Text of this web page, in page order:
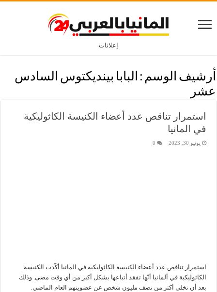
إعلانات
أرشيف الوسم : البابا بينديكتوس السادس
عشر
استمرار تناقص عدد أعضاء الكنيسة الكاثوليكية
في المانيا
يونيو 30, 2023 0
استمرار تناقص عدد أعضاء الكنيسة الكاثوليكية في المانيا أكّدت الكنيسة
الكاثوليكية في ألمانيا أنّها تفقد أتباعها بشكل أكبر من أي وقت مضى. وذلك
بعد أن تخلى أكثر من نصف مليون شخص عن عضويتهم العام الماضي.